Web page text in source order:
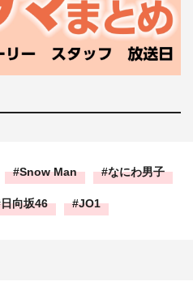
Snow Man なにわ男子
日向坂46 JO1